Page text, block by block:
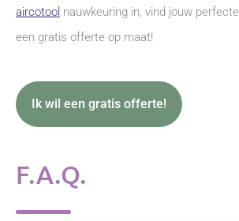
aircotool nauwkeuring in, vind jouw
een gratis offerte op maat!
Ik wil een gratis offerte!
F.A.Q.